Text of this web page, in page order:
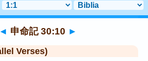
◄ 申命記 30:10 ►
Verses)